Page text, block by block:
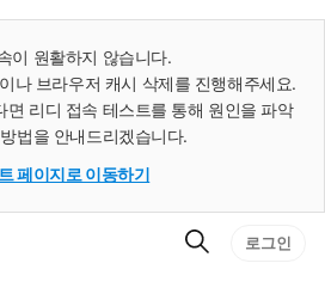
이 원활하지 않습니다.
나 브라우저 캐시 삭제를 진행해주세요.
면 리디 접속 테스트를 통해 원인을 파악
법을 안내드리겠습니다.
페이지로 이동하기
검
로그인